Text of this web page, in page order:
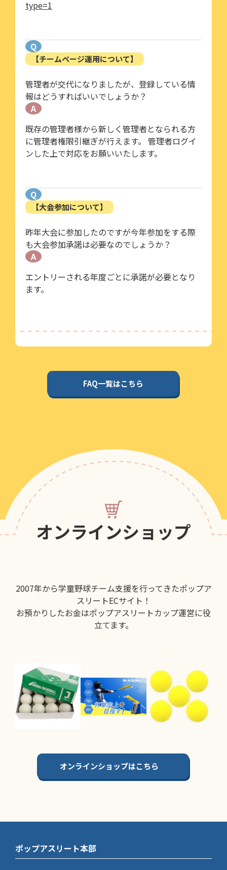
type=1
Q
【チームページ運用について】
管理者が交代になりましたが、登録している情
報はどうすればいいでしょうか？
A
既存の管理者様から新しく管理者となられる方
に管理者権限引継ぎが行えます。 管理者ログイ
ンした上で対応をお願いいたします。
Q
【大会参加について】
昨年大会に参加したのですが今年参加をする際
も大会参加承諾は必要なのでしょうか？
A
エントリーされる年度ごとに承諾が必要となり
ます。
FAQ一覧はこちら
オンラインショップ
2007年から学童野球チーム支援を行ってきたポップア
スリートECサイト！
お預かりしたお金はポップアスリートカップ運営に役
立てます。
オンラインショップはこちら
ポップアスリート本部